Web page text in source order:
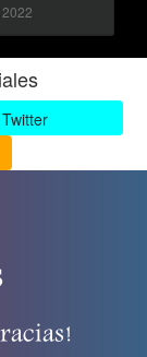
2022
Twitter